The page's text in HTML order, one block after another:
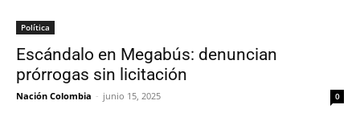
Política
Escándalo en Megabús: denuncian
prórrogas sin licitación
Nación Colombia - junio 15, 2025 0